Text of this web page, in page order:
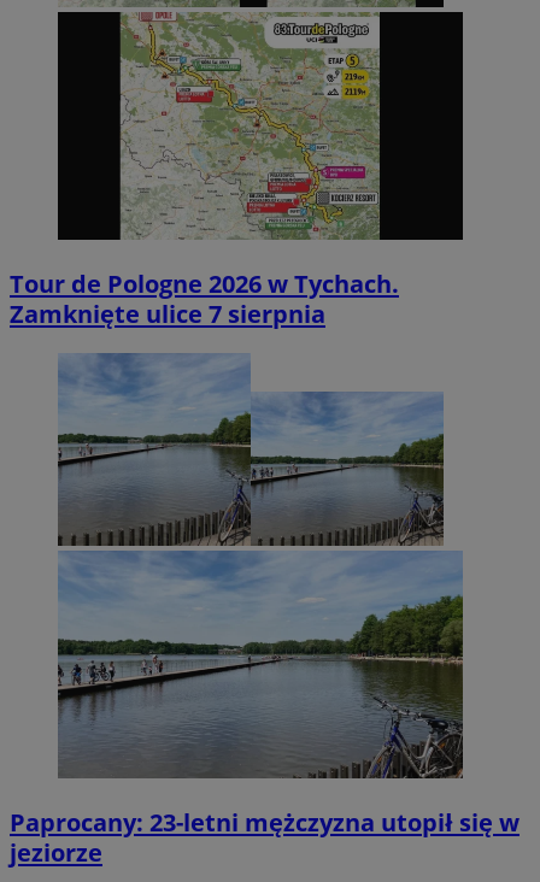
Tour de Pologne 2026 w Tychach.
Zamknięte ulice 7 sierpnia
Paprocany: 23-letni mężczyzna utopił się w
jeziorze